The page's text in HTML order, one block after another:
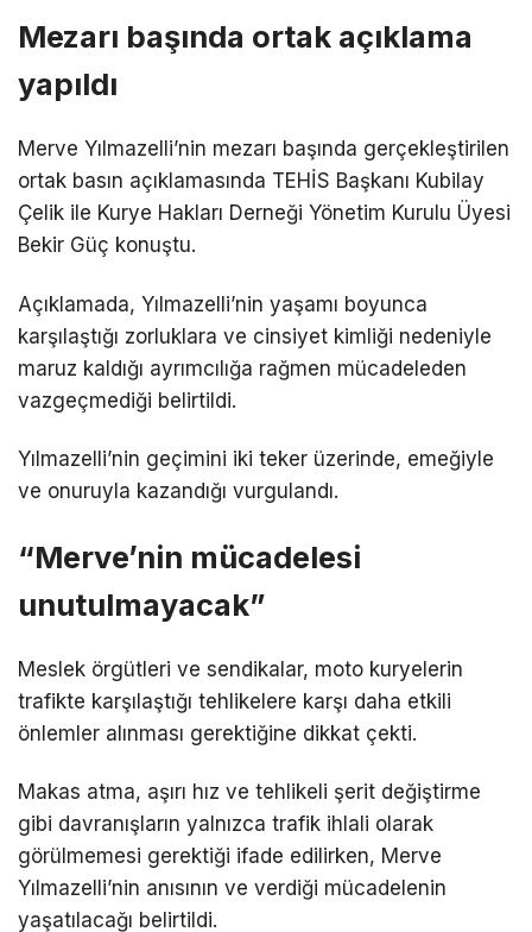
Mezarı başında ortak açıklama
yapıldı
Merve Yılmazelli’nin mezarı başında gerçekleştirilen
ortak basın açıklamasında TEHİS Başkanı Kubilay
Çelik ile Kurye Hakları Derneği Yönetim Kurulu Üyesi
Bekir Güç konuştu.
Açıklamada, Yılmazelli’nin yaşamı boyunca
karşılaştığı zorluklara ve cinsiyet kimliği nedeniyle
maruz kaldığı ayrımcılığa rağmen mücadeleden
vazgeçmediği belirtildi.
Yılmazelli’nin geçimini iki teker üzerinde, emeğiyle
ve onuruyla kazandığı vurgulandı.
“Merve’nin mücadelesi
unutulmayacak”
Meslek örgütleri ve sendikalar, moto kuryelerin
trafikte karşılaştığı tehlikelere karşı daha etkili
önlemler alınması gerektiğine dikkat çekti.
Makas atma, aşırı hız ve tehlikeli şerit değiştirme
gibi davranışların yalnızca trafik ihlali olarak
görülmemesi gerektiği ifade edilirken, Merve
Yılmazelli’nin anısının ve verdiği mücadelenin
yaşatılacağı belirtildi.